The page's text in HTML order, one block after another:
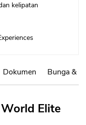
kelipatan
Dokumen Bunga &
Elite